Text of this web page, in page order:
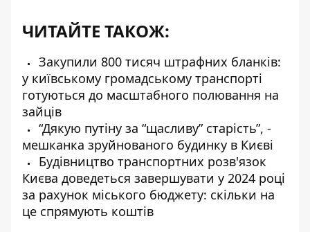
ЧИТАЙТЕ ТАКОЖ:
Закупили 800 тисяч штрафних бланків:
у київському громадському транспорті
готуються до масштабного полювання на
зайців
“Дякую путіну за “щасливу” старість”, -
мешканка зруйнованого будинку в Києві
Будівництво транспортних розв'язок
Києва доведеться завершувати у 2024 році
за рахунок міського бюджету: скільки на
це спрямують коштів